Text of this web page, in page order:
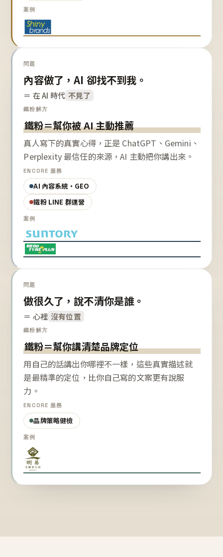
案例
問題
內容做了，AI 卻找不到我。
＝ 在 AI 時代 不見了
鐵粉解方
鐵粉＝幫你被 AI 主動推薦
真人寫下的真實心得，正是 ChatGPT、Gemini、
Perplexity 最信任的來源，AI 主動把你講出來。
ENCORE 服務
AI 內容系統・GEO
鐵粉 LINE 群運營
案例
問題
做很久了，說不清你是誰。
＝ 心裡 沒有位置
鐵粉解方
鐵粉＝幫你講清楚品牌定位
用自己的話講出你哪裡不一樣，這些真實描述就
是最精準的定位，比你自己寫的文案更有說服
力。
ENCORE 服務
品牌策略健檢
案例